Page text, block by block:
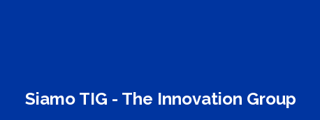
Siamo TIG - The Innovation Group